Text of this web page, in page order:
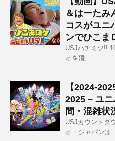
＆はーたみ
コスがユニ
ンでひこま
USJハチミツ!!
オを飛
【2024-
2025 – ユ
間・混雑状
USJカウントダ
オ・ジャパンは